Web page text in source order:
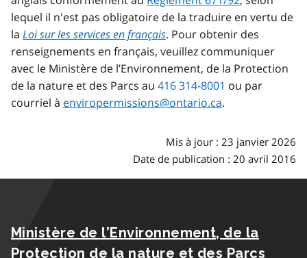
lequel il n'est pas obligatoire de la traduire en vertu de
la Loi sur les services en français. Pour obtenir des
renseignements en français, veuillez communiquer
avec le Ministère de l’Environnement, de la Protection
de la nature et des Parcs au 416 314-8001 ou par
courriel à enviropermissions@ontario.ca.
Mis à jour : 23 janvier 2026
Date de publication : 20 avril 2016
Ministère de l’Environnement, de la
Protection de la nature et des Parcs